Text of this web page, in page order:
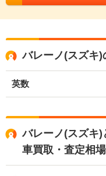
バレーノ(スズキ
英数
バレーノ(スズキ
車買取・査定相場